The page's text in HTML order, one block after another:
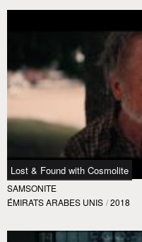
Lost & Found with Cosmolite
SAMSONITE
ÉMIRATS ARABES UNIS / 2018